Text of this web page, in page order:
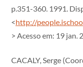
p.351-360. 1991.
<http://
> Acesso em: 19 jan.
CACALY, Serge